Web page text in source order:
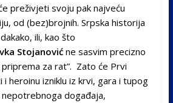
preživjeti svoju pak najveću
od (bez)brojnih. Srpska historija
ili, kao što
Stojanovićne sasvim precizno
za rat”. Zato će Prvi
heroinu izniklu iz krvi, gara i tupog
događaja,